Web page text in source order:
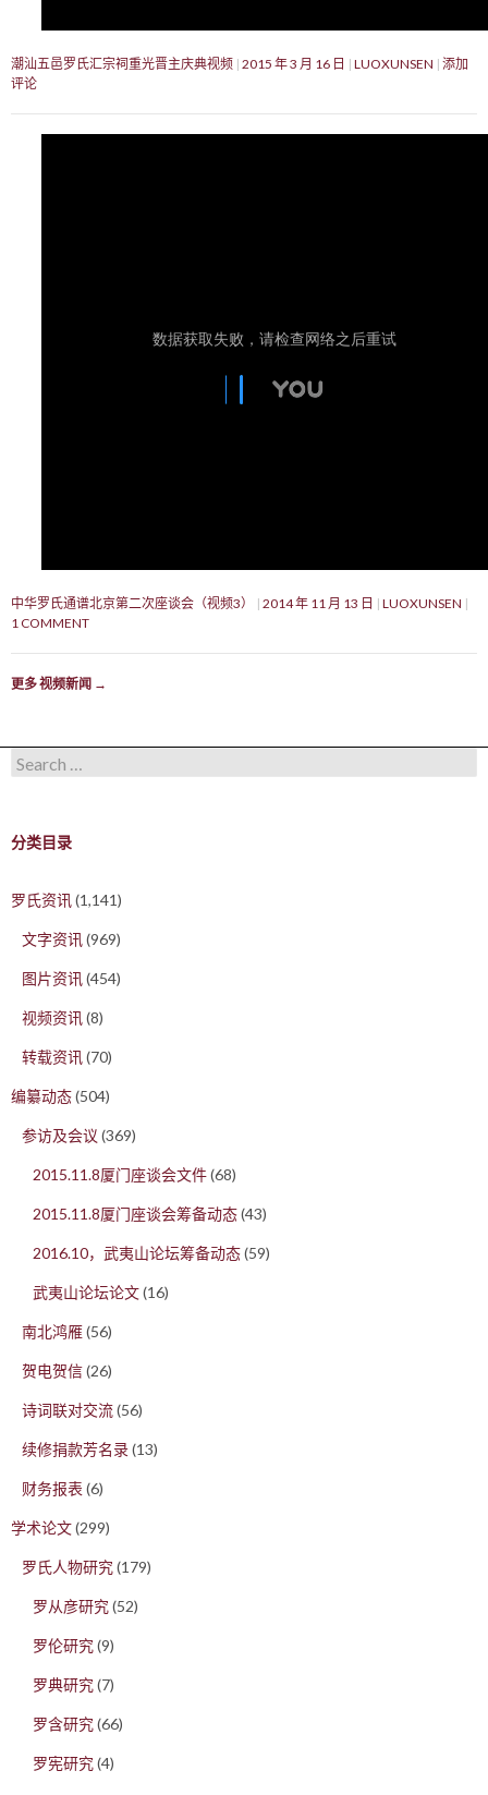
潮汕五邑罗氏汇宗祠重光晋主庆典视频 2015 年 3 月 16 日 LUOXUNSEN 添加
评论
中华罗氏通谱北京第二次座谈会（视频3） 2014 年 11 月 13 日
LUOXUNSEN
1 COMMENT
更多 视频新闻 →
Search for:
分类目录
罗氏资讯(1,141)
文字资讯(969)
图片资讯(454)
视频资讯(8)
转载资讯(70)
编纂动态(504)
参访及会议 (369)
2015.11.8厦门座谈会文件(68)
2015.11.8厦门座谈会筹备动态(43)
2016.10，武夷山论坛筹备动态(59)
武夷山论坛论文(16)
南北鸿雁(56)
贺电贺信(26)
诗词联对交流(56)
续修捐款芳名录(13)
财务报表 (6)
学术论文(299)
罗氏人物研究(179)
罗从彦研究(52)
罗伦研究(9)
罗典研究(7)
罗含研究(66)
罗宪研究(4)